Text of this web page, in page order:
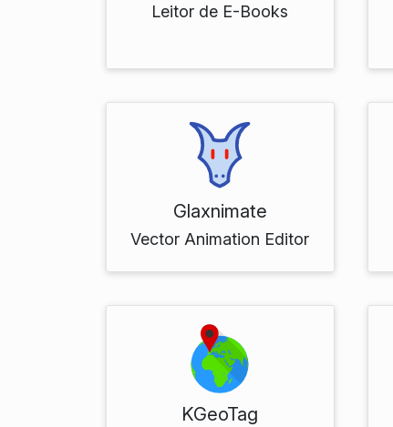
Leitor de E-Books
Glaxnimate
Vector Animation Editor
KGeoTag